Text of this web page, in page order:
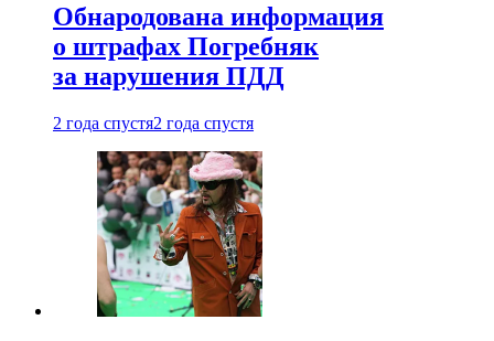
Обнародована информация
о штрафах Погребняк
за нарушения ПДД
2 года спустя2 года спустя